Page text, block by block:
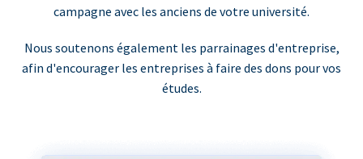
campagne avec les anciens de votre université.
Nous soutenons également les parrainages d'entreprise,
afin d'encourager les entreprises à faire des dons pour vos
études.